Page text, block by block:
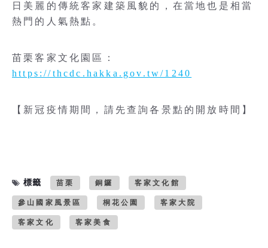
日美麗的傳統客家建築風貌的，在當地也是相當
熱門的人氣熱點。
苗栗客家文化園區：
https://thcdc.hakka.gov.tw/1240
【新冠疫情期間，請先查詢各景點的開放時間】
標籤 苗栗 銅鑼 客家文化館
參山國家風景區 桐花公園 客家大院
客家文化 客家美食